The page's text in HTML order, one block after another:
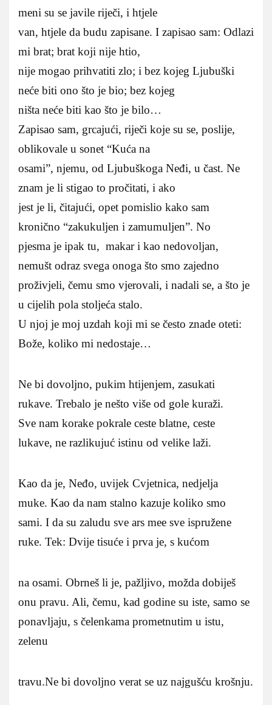
meni su se javile riječi, i htjele
van, htjele da budu zapisane. I zapisao sam: Odlazi
mi brat; brat koji nije htio,
nije mogao prihvatiti zlo; i bez kojeg Ljubuški
neće biti ono što je bio; bez kojeg
ništa neće biti kao što je bilo…
Zapisao sam, grcajući, riječi koje su se, poslije,
oblikovale u sonet “Kuća na
osami”, njemu, od Ljubuškoga Neđi, u čast. Ne
znam je li stigao to pročitati, i ako
jest je li, čitajući, opet pomislio kako sam
kronično “zakukuljen i zamumuljen”. No
pjesma je ipak tu, makar i kao nedovoljan,
nemušt odraz svega onoga što smo zajedno
proživjeli, čemu smo vjerovali, i nadali se, a što je
u cijelih pola stoljeća stalo.
U njoj je moj uzdah koji mi se često znade oteti:
Bože, koliko mi nedostaje…
Ne bi dovoljno, pukim htijenjem, zasukati
rukave. Trebalo je nešto više od gole kuraži.
Sve nam korake pokrale ceste blatne, ceste
lukave, ne razlikujuć istinu od velike laži.
Kao da je, Neđo, uvijek Cvjetnica, nedjelja
muke. Kao da nam stalno kazuje koliko smo
sami. I da su zaludu sve ars mee sve ispružene
ruke. Tek: Dvije tisuće i prva je, s kućom
na osami. Obrneš li je, pažljivo, možda dobiješ
onu pravu. Ali, čemu, kad godine su iste, samo se
ponavljaju, s čelenkama prometnutim u istu,
zelenu
travu.Ne bi dovoljno verat se uz najgušću krošnju.